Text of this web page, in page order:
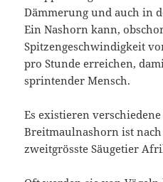
Dämmerung und auch in
Ein Nashorn kann,
Spitzengeschwindigkeit
pro Stunde erreichen,
sprintender Mensch.
Es existieren
Breitmaulnashorn ist nach
zweitgrösste Säugetier